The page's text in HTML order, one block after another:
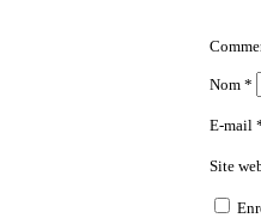
Nom *
E-mail
Site